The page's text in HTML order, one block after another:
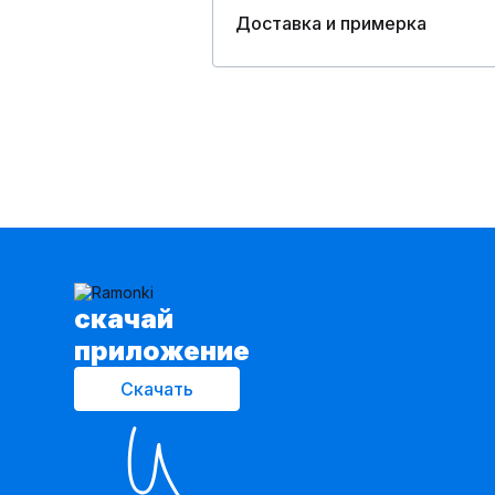
Доставка и примерка
cкачай
приложение
Скачать